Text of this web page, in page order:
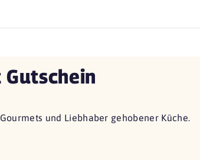
und Liebhaber gehobener Küche.